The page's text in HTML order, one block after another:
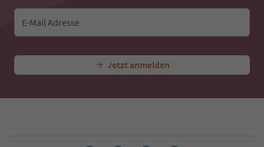
E-Mail Adresse
Jetzt anmelden